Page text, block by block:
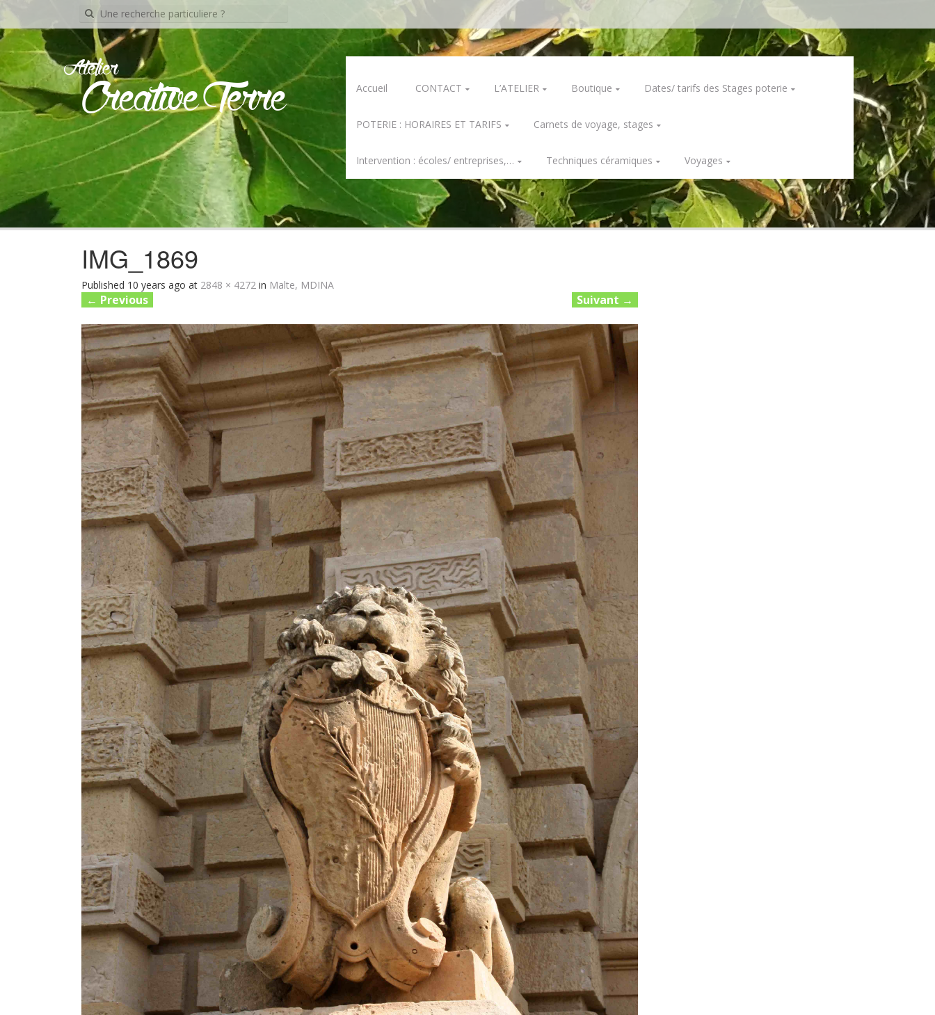
Recherche
pour:
Atelier
Creative Terre
Skip
Accueil CONTACT L’ATELIER Boutique Dates/ tarifs des Stages poterie
POTERIE : HORAIRES ET TARIFS Carnets de voyage, stages
Intervention : écoles/ entreprises,… Techniques céramiques Voyages
IMG_1869
Published 10 years ago at 2848 × 4272 in Malte, MDINA
← Previous Suivant →